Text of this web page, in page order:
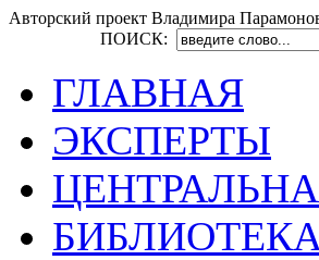
Авторский проект Владимира
ПОИСК:
ГЛАВНАЯ
ЭКСПЕРТЫ